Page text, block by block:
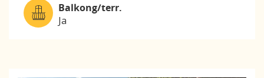
Balkong/terr.
Ja